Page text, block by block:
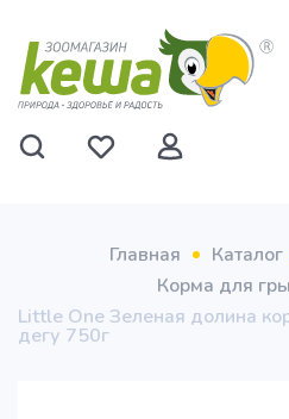
Главная Каталог
Корма для
Little One Зеленая долина
дегу 750г